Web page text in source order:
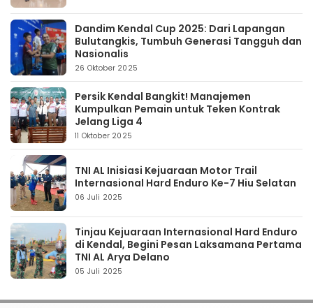
Dandim Kendal Cup 2025: Dari Lapangan
Bulutangkis, Tumbuh Generasi Tangguh dan
Nasionalis
26 Oktober 2025
Persik Kendal Bangkit! Manajemen
Kumpulkan Pemain untuk Teken Kontrak
Jelang Liga 4
11 Oktober 2025
TNI AL Inisiasi Kejuaraan Motor Trail
Internasional Hard Enduro Ke-7 Hiu Selatan
06 Juli 2025
Tinjau Kejuaraan Internasional Hard Enduro
di Kendal, Begini Pesan Laksamana Pertama
TNI AL Arya Delano
05 Juli 2025